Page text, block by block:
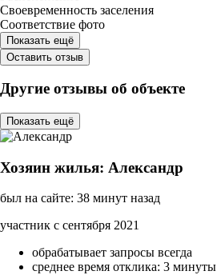
Своевременность заселения
Соответствие фото
Показать ещё
Оставить отзыв
Другие отзывы об объекте
Показать ещё
Хозяин жилья: Александр
был на сайте: 38 минут назад
участник с сентября 2021
обрабатывает запросы всегда
среднее время отклика: 3 минуты